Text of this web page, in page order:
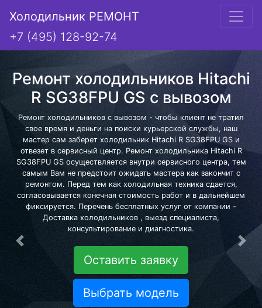
Холодильник РЕМОНТ
+7 (495) 128-92-74
Ремонт холодильников Hitachi
R SG38FPU GS с вывозом
Ремонт холодильников с вывозом - чтобы клиент не тратил
свое время и деньги на поиски курьерской службы, наш
мастер сам заберет холодильник Hitachi R SG38FPU GS и
отвезет в сервисный центр. Ремонт холодильника Hitachi R
SG38FPU GS осуществляется внутри сервисного центра, тем
самым Вам не предстоит ожидать мастера как закончит с
ремонтом. Перед тем как холодильная техника сдается,
согласовывается конечная стоимость работ и в дальнейшем
фиксируется. Перечень бесплатных услуг от компании -
Доставка холодильников , выезд специалиста,
консультирование и диагностика.
Оставить заявку
Выбрать модель
Предыдущая